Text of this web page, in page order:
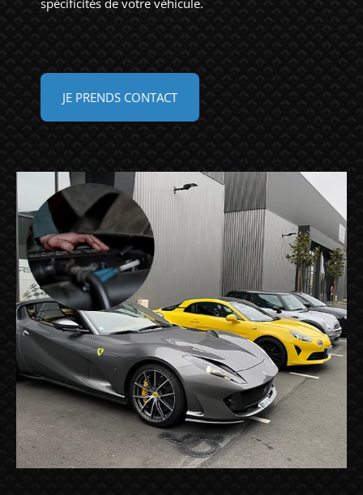
JE PRENDS CONTACT